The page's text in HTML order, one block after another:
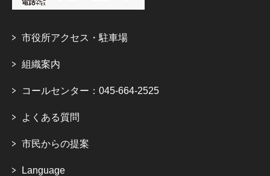
市役所アクセス・駐車場
組織案内
コールセンター：045-664-2525
よくある質問
市民からの提案
Language